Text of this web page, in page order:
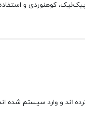
کوهنوردی و
اند و وارد سیستم شده